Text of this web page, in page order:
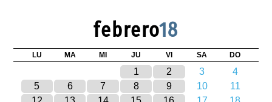
febrero18
LU MA MI JU VI SA DO
1 2 3
4
5
6 7 8 9 10
11